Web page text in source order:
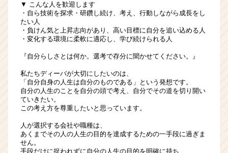
▼ こんな人を歓迎します
・自ら技術を探求・研鑽し続け、考え、行動しながら成長をし
たい人
・負けん気と上昇志向があり、高い目標に自分を追い込める人
・変化する環境に柔軟に適応し、学び続けられる人
『自分らしさとは何か。選考で存分に聞かせてください。』
私たちディーバが大切にしたいのは、
「自分自身の人生は自分のものである」という発想です。
自分の人生のことを自分の頭で考え、自分でその道を切り開い
ていきたい。
この考え方を尊重したいと思っています。
人が選択する会社や職種は、
あくまでその人の人生の目的を達成するための一手段に過ぎま
せん。
手段だけに捉われずに自分の人生の目的を明確に持ち、